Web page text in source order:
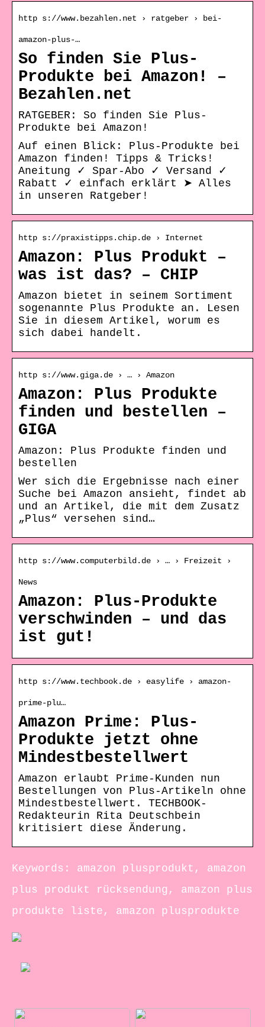
http s://www.bezahlen.net › ratgeber › bei-
amazon-plus-…
So finden Sie Plus-
Produkte bei Amazon! –
Bezahlen.net
RATGEBER: So finden Sie Plus-
Produkte bei Amazon!
Auf einen Blick: Plus-Produkte bei
Amazon finden! Tipps & Tricks!
Aneitung ✓ Spar-Abo ✓ Versand ✓
Rabatt ✓ einfach erklärt ➤ Alles
in unseren Ratgeber!
http s://praxistipps.chip.de › Internet
Amazon: Plus Produkt –
was ist das? – CHIP
Amazon bietet in seinem Sortiment
sogenannte Plus Produkte an. Lesen
Sie in diesem Artikel, worum es
sich dabei handelt.
http s://www.giga.de › … › Amazon
Amazon: Plus Produkte
finden und bestellen –
GIGA
Amazon: Plus Produkte finden und
bestellen
Wer sich die Ergebnisse nach einer
Suche bei Amazon ansieht, findet ab
und an Artikel, die mit dem Zusatz
„Plus“ versehen sind…
http s://www.computerbild.de › … › Freizeit ›
News
Amazon: Plus-Produkte
verschwinden – und das
ist gut!
http s://www.techbook.de › easylife › amazon-
prime-plu…
Amazon Prime: Plus-
Produkte jetzt ohne
Mindestbestellwert
Amazon erlaubt Prime-Kunden nun
Bestellungen von Plus-Artikeln ohne
Mindestbestellwert. TECHBOOK-
Redakteurin Rita Deutschbein
kritisiert diese Änderung.
Keywords: amazon plusprodukt, amazon
plus produkt rücksendung, amazon plus
produkte liste, amazon plusprodukte